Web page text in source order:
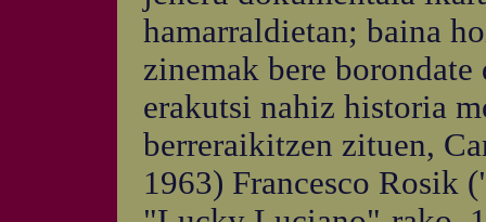
hamarraldietan; baina
zinemak bere
erakutsi nahiz historia
berreraikitzen zituen,
1963) Francesco Rosik